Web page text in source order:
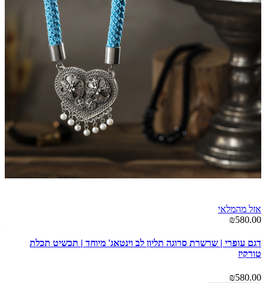
אזל מהמלאי
₪580.00
דגם עופרי | שרשרת סרוגה תליון לב וינטאג' מיוחד | תכשיט תכלת
טורקיז
₪580.00